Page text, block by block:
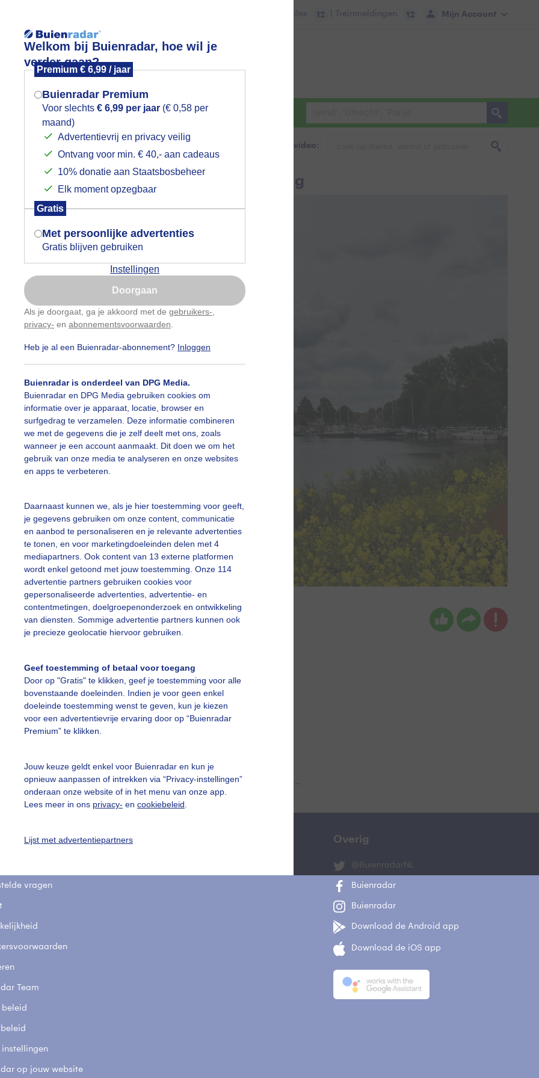
Welkom bij Buienradar, hoe wil je
verder gaan?
Premium € 6,99 / jaar
Buienradar Premium
Voor slechts € 6,99 per jaar (€ 0,58 per
maand)
Advertentievrij en privacy veilig
Ontvang voor min. € 40,- aan cadeaus
10% donatie aan Staatsbosbeheer
Elk moment opzegbaar
Gratis
Met persoonlijke advertenties
Gratis blijven gebruiken
Instellingen
Doorgaan
Als je doorgaat, ga je akkoord met de gebruikers-
privacy- en abonnementsvoorwaarden
Heb je al een Buienradar-abonnement? Inloggen
Buienradar is onderdeel van DPG Media.
Buienradar en DPG Media gebruiken cookies om
informatie over je apparaat, locatie, browser en
surfgedrag te verzamelen. Deze informatie combineren
we met de gegevens die je zelf deelt met ons, zoals
wanneer je een account aanmaakt. Dit doen we om het
gebruik van onze media te analyseren en onze websites
en apps te verbeteren.
Daarnaast kunnen we, als je hier toestemming voor geeft,
je gegevens gebruiken om onze content, communicatie
en aanbod te personaliseren en je relevante advertenties
te tonen, en voor marketingdoeleinden delen met 4
mediapartners. Ook content van 13 externe platformen
wordt enkel getoond met jouw toestemming. Onze 114
advertentie partners gebruiken cookies voor
gepersonaliseerde advertenties, advertentie- en
contentmetingen, doelgroepenonderzoek en ontwikkeling
van diensten. Sommige advertentie partners kunnen ook
je precieze geolocatie hiervoor gebruiken.
Geef toestemming of betaal voor toegang
Door op "Gratis" te klikken, geef je toestemming voor alle
bovenstaande doeleinden. Indien je voor geen enkel
doeleinde toestemming wenst te geven, kun je kiezen
voor een advertentievrije ervaring door op “Buienradar
Premium” te klikken.
Jouw keuze geldt enkel voor Buienradar en kun je
opnieuw aanpassen of intrekken via “Privacy-instellingen”
onderaan onze website of in het menu van onze app.
Lees meer in ons privacy- en cookiebeleid
Lijst met advertentiepartners
Mijn Account
Files 12 | Treinmeldingen 12
Foto en video Weerzine
Zoeken in foto & video:
raapzaad geeft kleur aan een grijze dag
grijze, bewolkte en winderige dag in Weesp
Zoe de Rover Gemaakt: 11-06-2026, 116x bekeken
slideshow
Een moment geduld aub...
vragen
Team
beleid
instellingen
op jouw website
Overig
@BuienradarNL
Buienradar
Buienradar
Download de Android app
Download de iOS app
Mogen we je locatie gebruiken voor
het weer?
Indien je hier nog geen akkoord op hebt
gegeven, verschijnt er zo een pop-up uit
je browser waarin deze toestemming
gevraagd wordt.
Is goed, toon de popup
Nu niet, misschien later
Gebruik je Safari en wil je niet elke dag deze pop-up
Klikhierom dit aan te passen